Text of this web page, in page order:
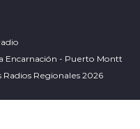
Encarnación - Puerto Montt
Regionales 2026